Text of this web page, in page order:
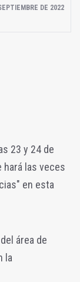
DE 2022
23 y 24 de
hará las veces
en esta
área de
la